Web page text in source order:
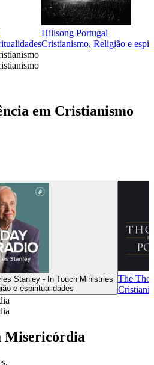
Hillsong Portugal
Cristianismo, Religião e
em Cristianismo
Stanley - In Touch Ministries
e espiritualidades
The
Misericórdia